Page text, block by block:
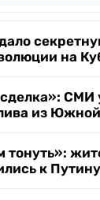
на
СМИ
из
тонуть»:
к Путину